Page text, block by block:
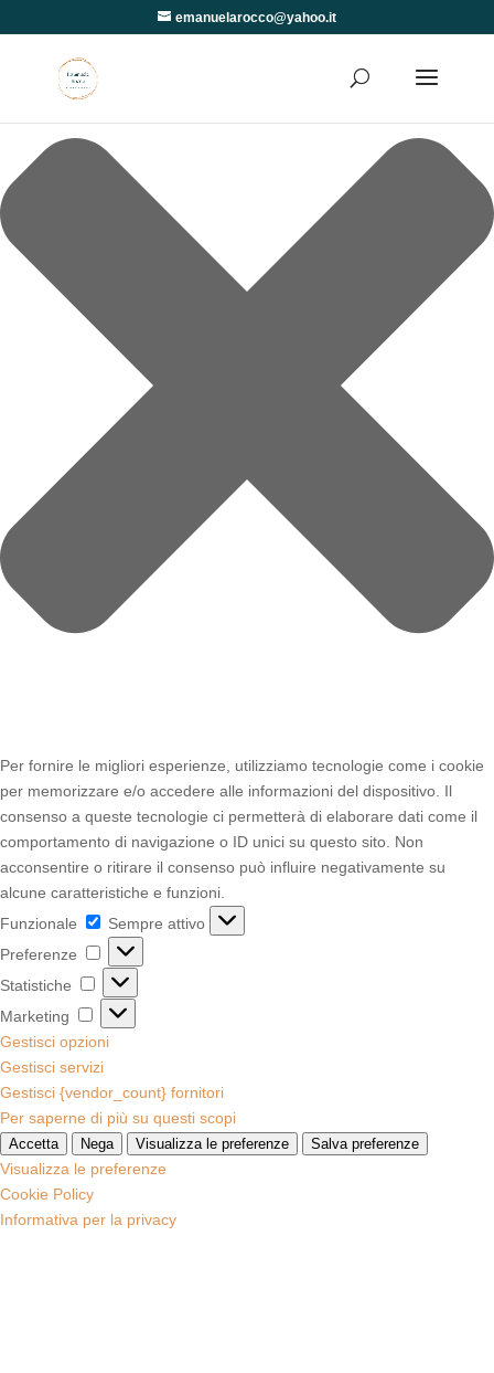
Per fornire le migliori esperienze, utilizziamo tecnologie come i cookie
per memorizzare e/o accedere alle informazioni del dispositivo. Il
consenso a queste tecnologie ci permetterà di elaborare dati come il
comportamento di navigazione o ID unici su questo sito. Non
acconsentire o ritirare il consenso può influire negativamente su
alcune caratteristiche e funzioni.
Funzionale
Funzionale
Sempre attivo
Preferenze
Preferenze
Statistiche Statistiche
Marketing
Marketing
Gestisci opzioni
Gestisci servizi
Gestisci {vendor_count} fornitori
Per saperne di più su questi scopi
Accetta Nega Visualizza le preferenze Salva preferenze
Visualizza le preferenze
Cookie Policy
Informativa per la privacy
emanuelarocco@yahoo.it